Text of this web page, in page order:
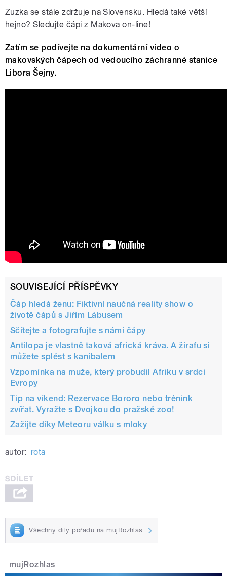
Zuzka se stále zdržuje na Slovensku. Hledá také větší
hejno? Sledujte čápi z Makova on-line!
Zatím se podívejte na dokumentární video o
makovských čápech od vedoucího záchranné stanice
Libora Šejny.
SOUVISEJÍCÍ PŘÍSPĚVKY
Čáp hledá ženu: Fiktivní naučná reality show o
životě čápů s Jiřím Lábusem
Sčítejte a fotografujte s námi čápy
Antilopa je vlastně taková africká kráva. A žirafu si
můžete splést s kanibalem
Vzpomínka na muže, který probudil Afriku v srdci
Evropy
Tip na víkend: Rezervace Bororo nebo trénink
zvířat. Vyražte s Dvojkou do pražské zoo!
Zažijte díky Meteoru válku s mloky
autor: rota
Všechny díly pořadu na mujRozhlas
mujRozhlas